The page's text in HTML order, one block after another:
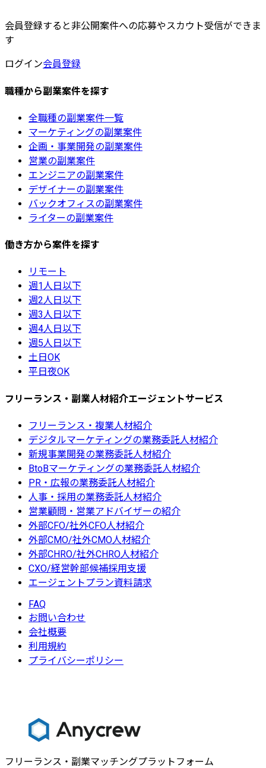
会員登録すると非公開案件への応募やスカウト受信ができま
す
ログイン会員登録
職種から副業案件を探す
全職種の副業案件一覧
マーケティングの副業案件
企画・事業開発の副業案件
営業の副業案件
エンジニアの副業案件
デザイナーの副業案件
バックオフィスの副業案件
ライターの副業案件
働き方から案件を探す
リモート
週1人日以下
週2人日以下
週3人日以下
週4人日以下
週5人日以下
土日OK
平日夜OK
フリーランス・副業人材紹介エージェントサービス
フリーランス・複業人材紹介
デジタルマーケティングの業務委託人材紹介
新規事業開発の業務委託人材紹介
BtoBマーケティングの業務委託人材紹介
PR・広報の業務委託人材紹介
人事・採用の業務委託人材紹介
営業顧問・営業アドバイザーの紹介
外部CFO/社外CFO人材紹介
外部CMO/社外CMO人材紹介
外部CHRO/社外CHRO人材紹介
CXO/経営幹部候補採用支援
エージェントプラン資料請求
FAQ
お問い合わせ
会社概要
利用規約
プライバシーポリシー
フリーランス・副業マッチングプラットフォーム